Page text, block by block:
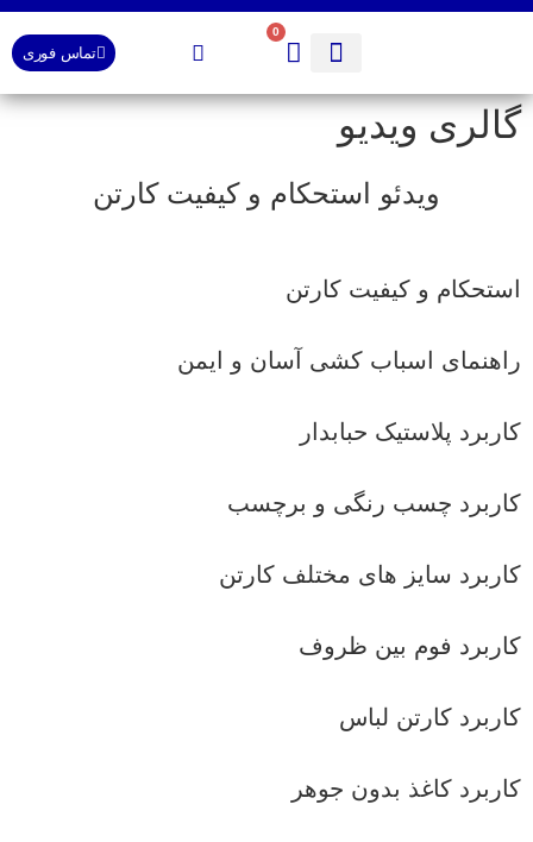
0
تماس فوری
گالری ویدیو
ویدئو استحکام و کیفیت کارتن
استحکام و کیفیت کارتن
راهنمای اسباب کشی آسان و ایمن
کاربرد پلاستیک حبابدار
کاربرد چسب رنگی و برچسب
کاربرد سایز های مختلف کارتن
کاربرد فوم بین ظروف
کاربرد کارتن لباس
کاربرد کاغذ بدون جوهر